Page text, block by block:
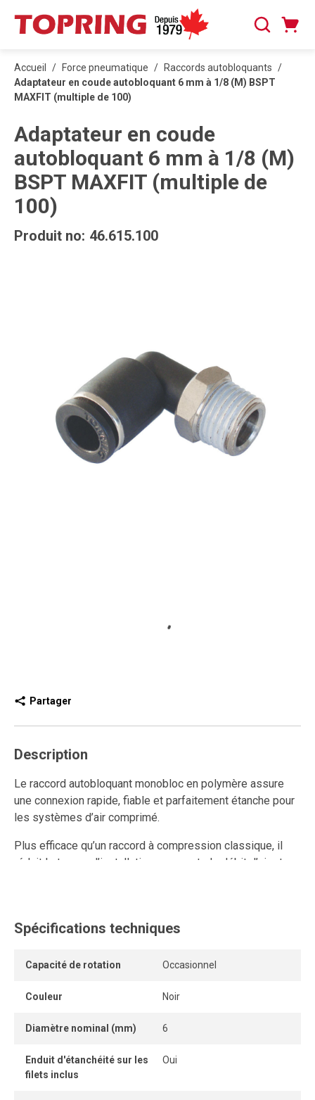
PASSER AU CONTENU PRINCIPAL
Recherche
Accueil / Force pneumatique / Raccords autobloquants /
Adaptateur en coude autobloquant 6 mm à 1/8 (M) BSPT
MAXFIT (multiple de 100)
Adaptateur en coude
autobloquant 6 mm à 1/8 (M)
BSPT MAXFIT (multiple de
100)
Produit no: 46.615.100
Partager
Description
Le raccord autobloquant monobloc en polymère assure
une connexion rapide, fiable et parfaitement étanche pour
les systèmes d’air comprimé.
Plus efficace qu’un raccord à compression classique, il
réduit le temps d’installation, augmente le débit d’air et
aux connexions et déconnexions répétées, tout en
L’anneau de dégagement permet de retirer le tube
autobloquant sans pièce détachable offre une connexion
et une déconnexion instantanées.
demeure parfaitement étanche, même sous pression.
Spécifications techniques
Capacité de rotation Occasionnel
Couleur Noir
Diamètre nominal (mm) 6
Enduit d'étanchéité sur les
filets inclus
Oui